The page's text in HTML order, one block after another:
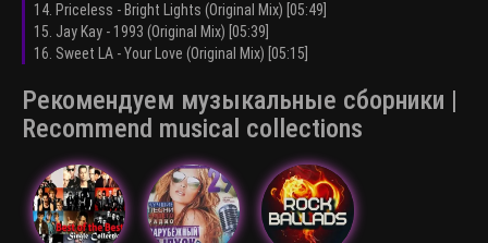
14. Priceless - Bright Lights (Original Mix) [05:49]
15. Jay Kay - 1993 (Original Mix) [05:39]
16. Sweet LA - Your Love (Original Mix) [05:15]
Рекомендуем музыкальные сборники |
Recommend musical collections